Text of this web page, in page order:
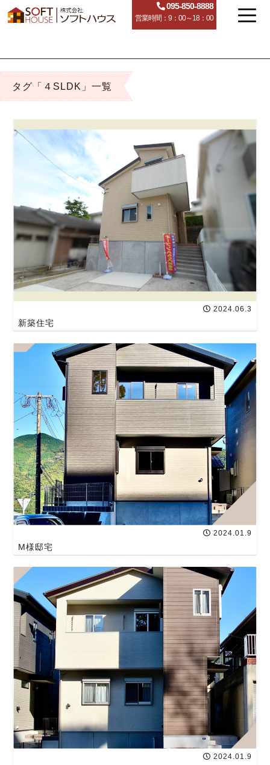
095-850-8888
営業時間：9：00～18：00
タグ「４SLDK」一覧
2024.06.3
新築住宅
2024.01.9
M様邸宅
2024.01.9